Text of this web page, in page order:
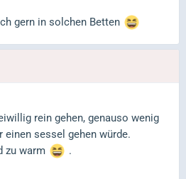
gern in solchen Betten
rein gehen, genauso wenig
sessel gehen würde.
zu warm
.